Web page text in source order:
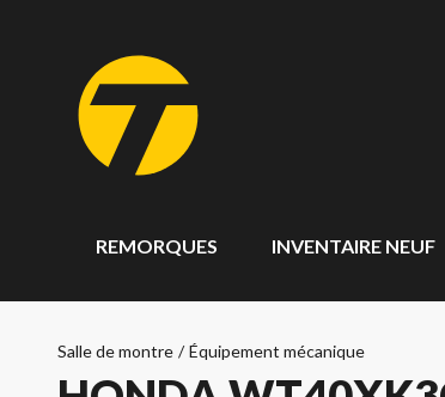
REMORQUES INVENTAIRE NEUF
Salle de montre / Équipement mécanique